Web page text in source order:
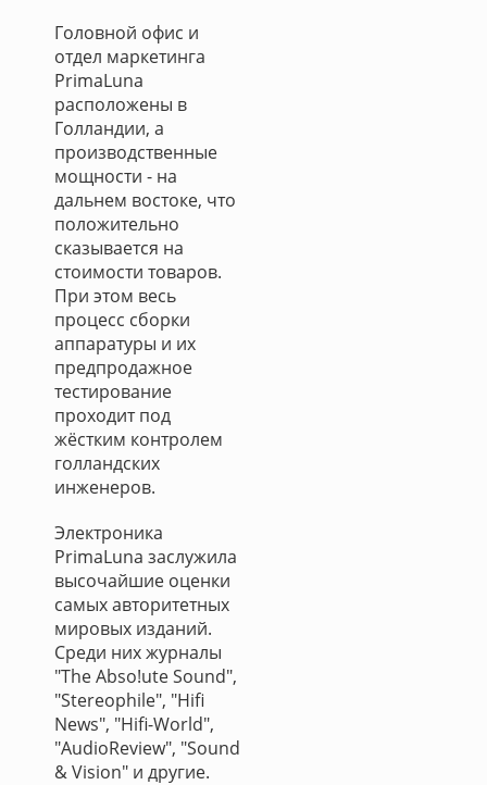
Головной офис и
отдел маркетинга
PrimaLuna
расположены в
Голландии, а
производственные
мощности - на
дальнем востоке, что
положительно
сказывается на
стоимости товаров.
При этом весь
процесс сборки
аппаратуры и их
предпродажное
тестирование
проходит под
жёстким контролем
голландских
инженеров.
Электроника
PrimaLuna заслужила
высочайшие оценки
самых авторитетных
мировых изданий.
Среди них журналы
"The Abso!ute Sound",
"Stereophile", "Hifi
News", "Hifi-World",
"AudioReview", "Sound
& Vision" и другие.